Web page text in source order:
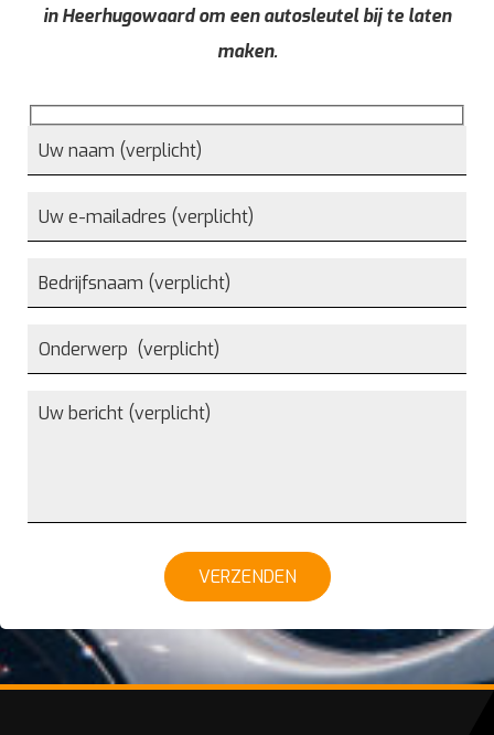
in Heerhugowaard om een autosleutel bij te laten
maken.
VERZENDEN